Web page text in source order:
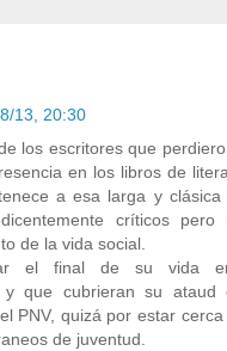
13, 20:30
los escritores que
en los libros de
a esa larga y
críticos
de la vida social.
el final de su vida
y que cubrieran su ataud
PNV, quizá por estar
de juventud.